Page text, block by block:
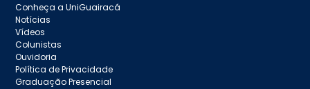
Conheça a UniGuairacá
Notícias
Vídeos
Colunistas
Ouvidoria
Política de Privacidade
Graduação Presencial